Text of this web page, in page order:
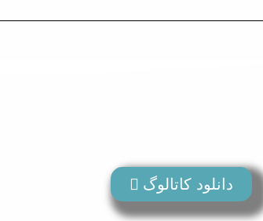
دانلود کاتالوگ